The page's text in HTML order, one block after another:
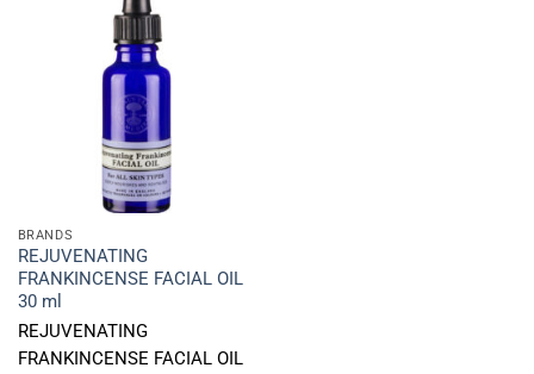
BRANDS
REJUVENATING
FRANKINCENSE FACIAL OIL
30 ml
REJUVENATING
FRANKINCENSE FACIAL OIL